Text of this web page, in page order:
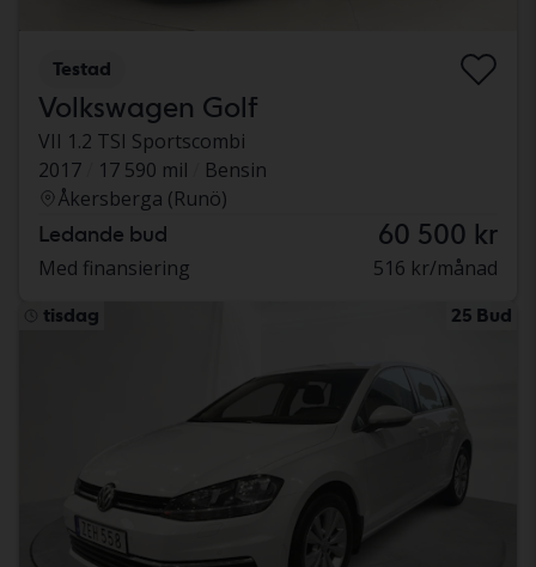
Testad
Volkswagen Golf
VII 1.2 TSI Sportscombi
2017
17 590 mil
Bensin
Åkersberga (Runö)
Ledande bud 60 500 kr
Med finansiering 516 kr/månad
tisdag 25 Bud